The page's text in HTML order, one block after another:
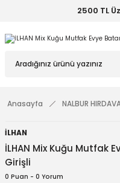
2500 TL
Anasayfa NALBUR
İLHAN
İLHAN Mix Kuğu Mutfak
Girişli
0 Puan - 0 Yorum